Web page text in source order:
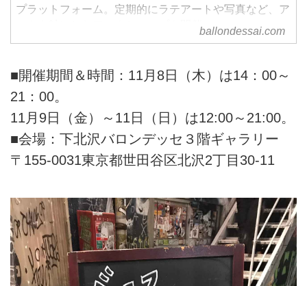
プラットフォーム。定期的にラテアートや写真など、ア
ートを軸にしたワークショップを開催。
ballondessai.com
■開催期間＆時間：11月8日（木）は14：00～
21：00。
11月9日（金）～11日（日）は12:00～21:00。
■会場：下北沢バロンデッセ３階ギャラリー
〒155-0031東京都世田谷区北沢2丁目30-11